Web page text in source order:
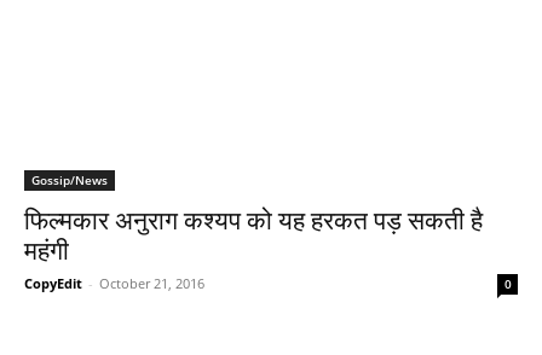
Gossip/News
फिल्‍मकार अनुराग कश्‍यप को यह हरकत पड़ सकती है
महंगी
CopyEdit - October 21, 2016 0